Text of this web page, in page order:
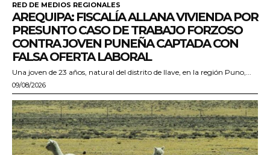
RED DE MEDIOS REGIONALES
AREQUIPA: FISCALÍA ALLANA VIVIENDA POR
PRESUNTO CASO DE TRABAJO FORZOSO
CONTRA JOVEN PUNEÑA CAPTADA CON
FALSA OFERTA LABORAL
Una joven de 23 años, natural del distrito de Ilave, en la región Puno,...
09/08/2026